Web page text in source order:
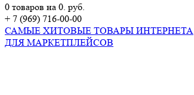
0 товаров на 0. руб.
+ 7 (969) 716-00-00
САМЫЕ ХИТОВЫЕ ТОВАРЫ ИНТЕРНЕТА
ДЛЯ МАРКЕТПЛЕЙСОВ